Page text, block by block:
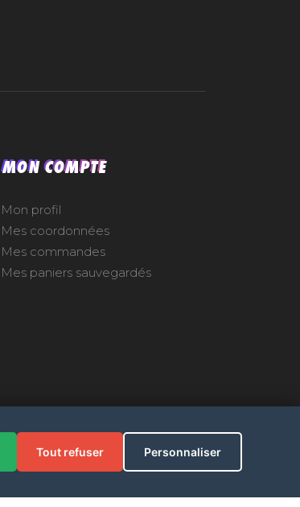
MON COMPTE
Mon profil
Mes coordonnées
Mes commandes
Mes paniers sauvegardés
Tout refuser Personnaliser